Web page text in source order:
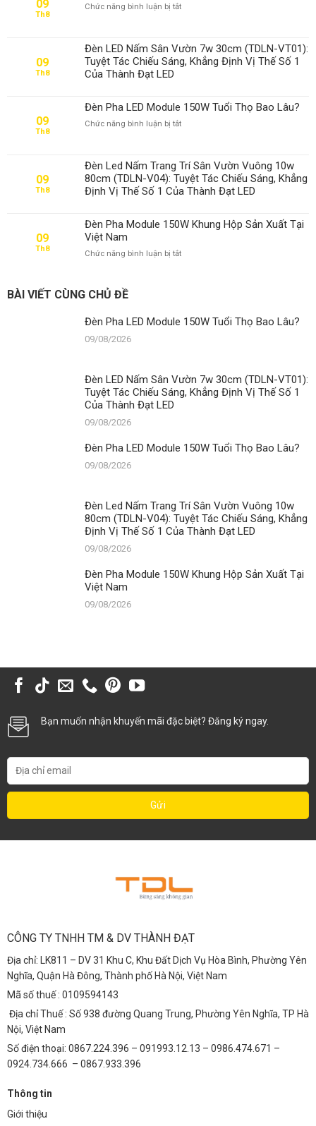
09
Th8
Chức năng bình luận bị tắtở
LED
Module
150W
Bao
Lâu?
09
Th8
Đèn LED Nấm Sân Vườn 7w 30cm (TDLN-VT01):
Tuyệt Tác Chiếu Sáng, Khẳng Định Vị Thế Số 1
Của Thành Đạt LED
09
Th8
Đèn Pha LED Module 150W Tuổi Thọ Bao Lâu?
Chức năng bình luận bị tắtở
Module
150W
Tuổi
Bao
Lâu?
09
Th8
Đèn Led Nấm Trang Trí Sân Vườn Vuông 10w
80cm (TDLN-V04): Tuyệt Tác Chiếu Sáng, Khẳng
Định Vị Thế Số 1 Của Thành Đạt LED
09
Th8
Đèn Pha Module 150W Khung Hộp Sản Xuất Tại
Việt Nam
Chức năng bình luận bị tắtở
Hộp
Việt
Nam
BÀI VIẾT CÙNG CHỦ ĐỀ
Đèn Pha LED Module 150W Tuổi Thọ Bao Lâu?
09/08/2026
Đèn LED Nấm Sân Vườn 7w 30cm (TDLN-VT01):
Tuyệt Tác Chiếu Sáng, Khẳng Định Vị Thế Số 1
Của Thành Đạt LED
09/08/2026
Đèn Pha LED Module 150W Tuổi Thọ Bao Lâu?
09/08/2026
Đèn Led Nấm Trang Trí Sân Vườn Vuông 10w
80cm (TDLN-V04): Tuyệt Tác Chiếu Sáng, Khẳng
Định Vị Thế Số 1 Của Thành Đạt LED
09/08/2026
Đèn Pha Module 150W Khung Hộp Sản Xuất Tại
Việt Nam
09/08/2026
Bạn muốn nhận khuyến mãi đặc biệt? Đăng ký ngay.
CÔNG TY TNHH TM & DV THÀNH ĐẠT
Địa chỉ: LK811 – DV 31 Khu C, Khu Đất Dịch Vụ Hòa Bình, Phường Yên
Nghĩa, Quận Hà Đông, Thành phố Hà Nội, Việt Nam
Mã số thuế : 0109594143
Địa chỉ Thuế : Số 938 đường Quang Trung, Phường Yên Nghĩa, TP Hà
Nội, Việt Nam
Số điện thoại: 0867.224.396 – 091993.12.13 – 0986.474.671 –
0924.734.666 – 0867.933.396
Thông tin
Giới thiệu